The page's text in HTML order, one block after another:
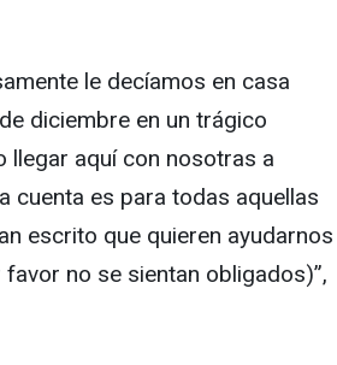
le decíamos en casa
diciembre en un trágico
llegar aquí con nosotras a
cuenta es para todas aquellas
escrito que quieren ayudarnos
no se sientan obligados)”,